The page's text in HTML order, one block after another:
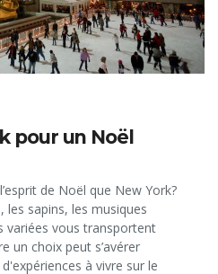
pour un Noël
de Noël que New York?
les sapins, les musiques
variées vous transportent
un choix peut s’avérer
à vivre sur le